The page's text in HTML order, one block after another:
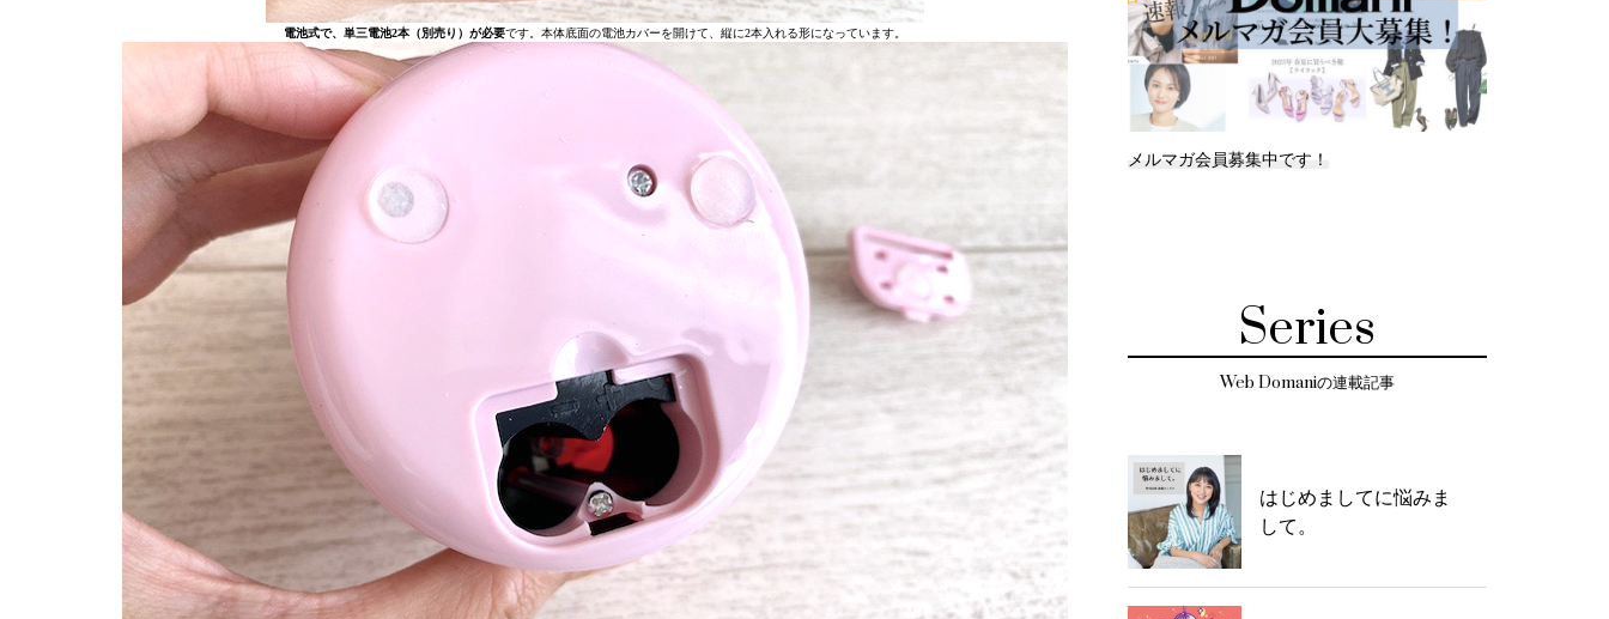
電池式で、単三電池2本（別売り）が必要です。本体底面の電池カバーを開けて、縦に2本入れる形になっています。
メルマガ会員募集中です！
Series
Web Domaniの連載記事
はじめましてに悩みま
して。